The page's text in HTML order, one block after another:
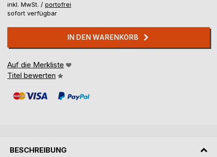
inkl. MwSt. / portofrei
sofort verfügbar
IN DEN WARENKORB
Auf die Merkliste
Titel bewerten
BESCHREIBUNG